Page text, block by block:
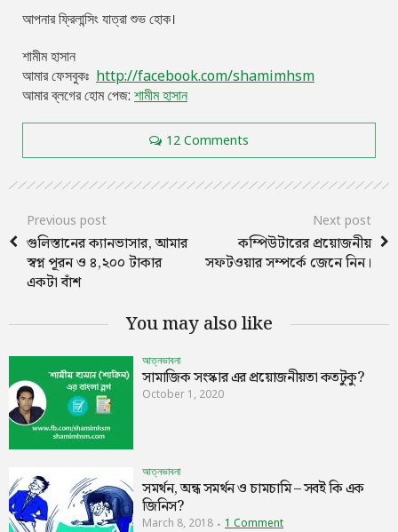
আপনার ফ্রিলান্সিং যাত্রা শুভ হোক।
শামীম হাসান
আমার ফেসবুকঃ http://facebook.com/shamimhsm
আমার ব্লগের হোম পেজ: শামীম হাসান
12 Comments
Previous post
গুলিস্তানের ক্যানভাসার, আমার
স্বপ্ন পূরন ও ৪,২০০ টাকার
একটা বাঁশ
Next post
কম্পিউটারের প্রয়োজনীয়
সফটওয়ার সম্পর্কে জেনে নিন।
You may also like
আত্নভাবনা
সামাজিক সংস্কার এর প্রয়োজনীয়তা কতটুকু?
October 1, 2020
আত্নভাবনা
সমর্থন, অন্ধ সমর্থন ও চামচামি – সবই কি এক
জিনিস?
March 8, 2018 1 Comment